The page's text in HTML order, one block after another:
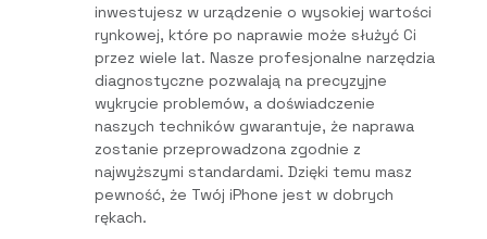
inwestujesz w urządzenie o wysokiej wartości
rynkowej, które po naprawie może służyć Ci
przez wiele lat. Nasze profesjonalne narzędzia
diagnostyczne pozwalają na precyzyjne
wykrycie problemów, a doświadczenie
naszych techników gwarantuje, że naprawa
zostanie przeprowadzona zgodnie z
najwyższymi standardami. Dzięki temu masz
pewność, że Twój iPhone jest w dobrych
rękach.